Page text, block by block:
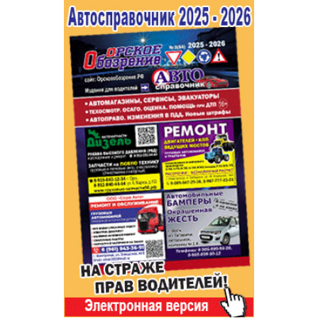
Строительство и ремонт
Авто и мото
Рестораны, кафе, бары
Развлечения и отдых
Спорт Фитнес
Недвижимость
Красота Косметология
Телекоммуникации и связь
Торговля
Бизнес и финансы
Юристы, Экспертиза, Страхование
Ремонт
Социальные организации
Это интересно
Администрация
Популярное →
Строительство и ремонт